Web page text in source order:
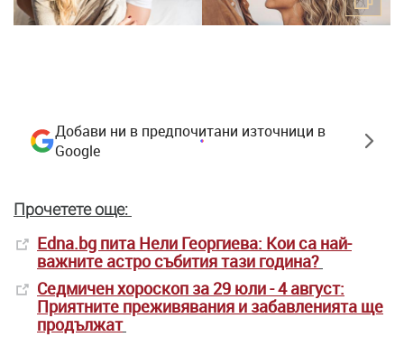
Добави ни в предпочитани източници в
Google
Прочетете още:
Edna.bg пита Нели Георгиева: Кои са най-
важните астро събития тази година?
Седмичен хороскоп за 29 юли - 4 август:
Приятните преживявания и забавленията ще
продължат